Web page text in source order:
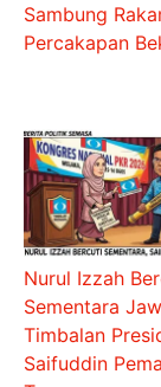
Sambung
Percakapan
Nurul Izzah
Sementara
Timbalan
Saifuddin